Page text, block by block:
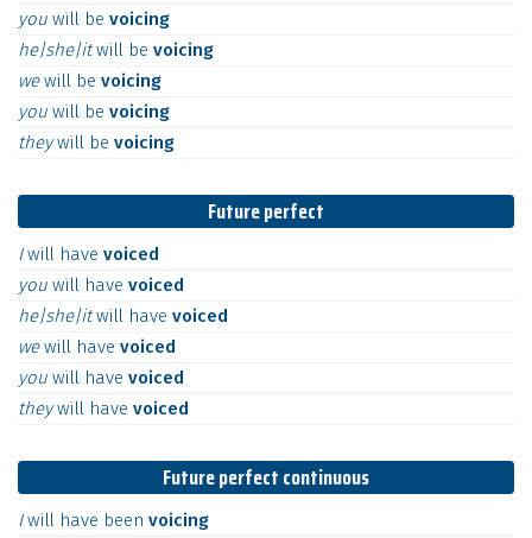
you will be voicing
he|she|itwill be voicing
wewill be voicing
you will be voicing
theywill be voicing
Future perfect
Iwill have voiced
you will have voiced
he|she|itwill have voiced
wewill have voiced
you will have voiced
theywill have voiced
Future perfect continuous
Iwill have been voicing